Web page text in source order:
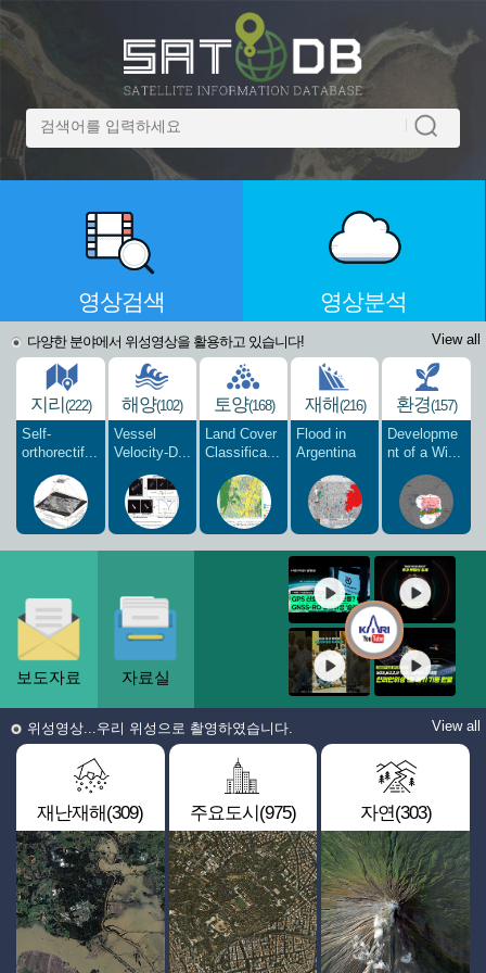
영상검색 영상분석
다양한 분야에서 위성영상을 활용하고 있습니다! View all
지리(222)
Self-
orthorectif...
해양(102)
Vessel
Velocity-D...
토양(168)
Land Cover
Classifica...
재해(216)
Flood in
Argentina
환경(157)
Developme
nt of a Wi...
보도자료 자료실
위성영상...우리 위성으로 촬영하였습니다. View all
재난재해(309) 주요도시(975) 자연(303)